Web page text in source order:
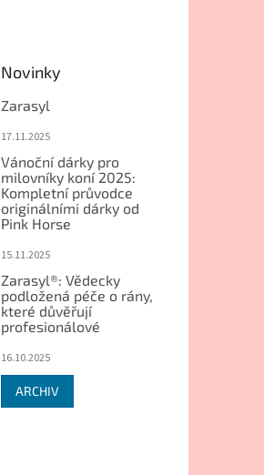
Novinky
Zarasyl
17.11.2025
Vánoční dárky pro
milovníky koní 2025:
Kompletní průvodce
originálními dárky od
Pink Horse
15.11.2025
Zarasyl®: Vědecky
podložená péče o rány,
které důvěřují
profesionálové
16.10.2025
ARCHIV